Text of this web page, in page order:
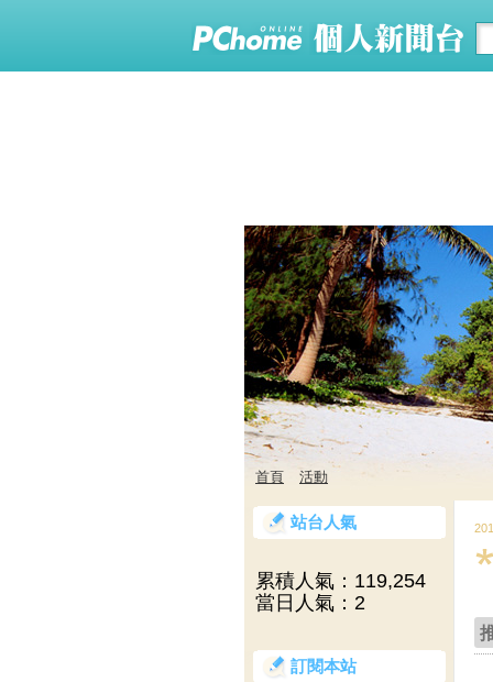
首頁 活動
站台人氣
累積人氣： 119,254
當日人氣： 2
訂閱本站